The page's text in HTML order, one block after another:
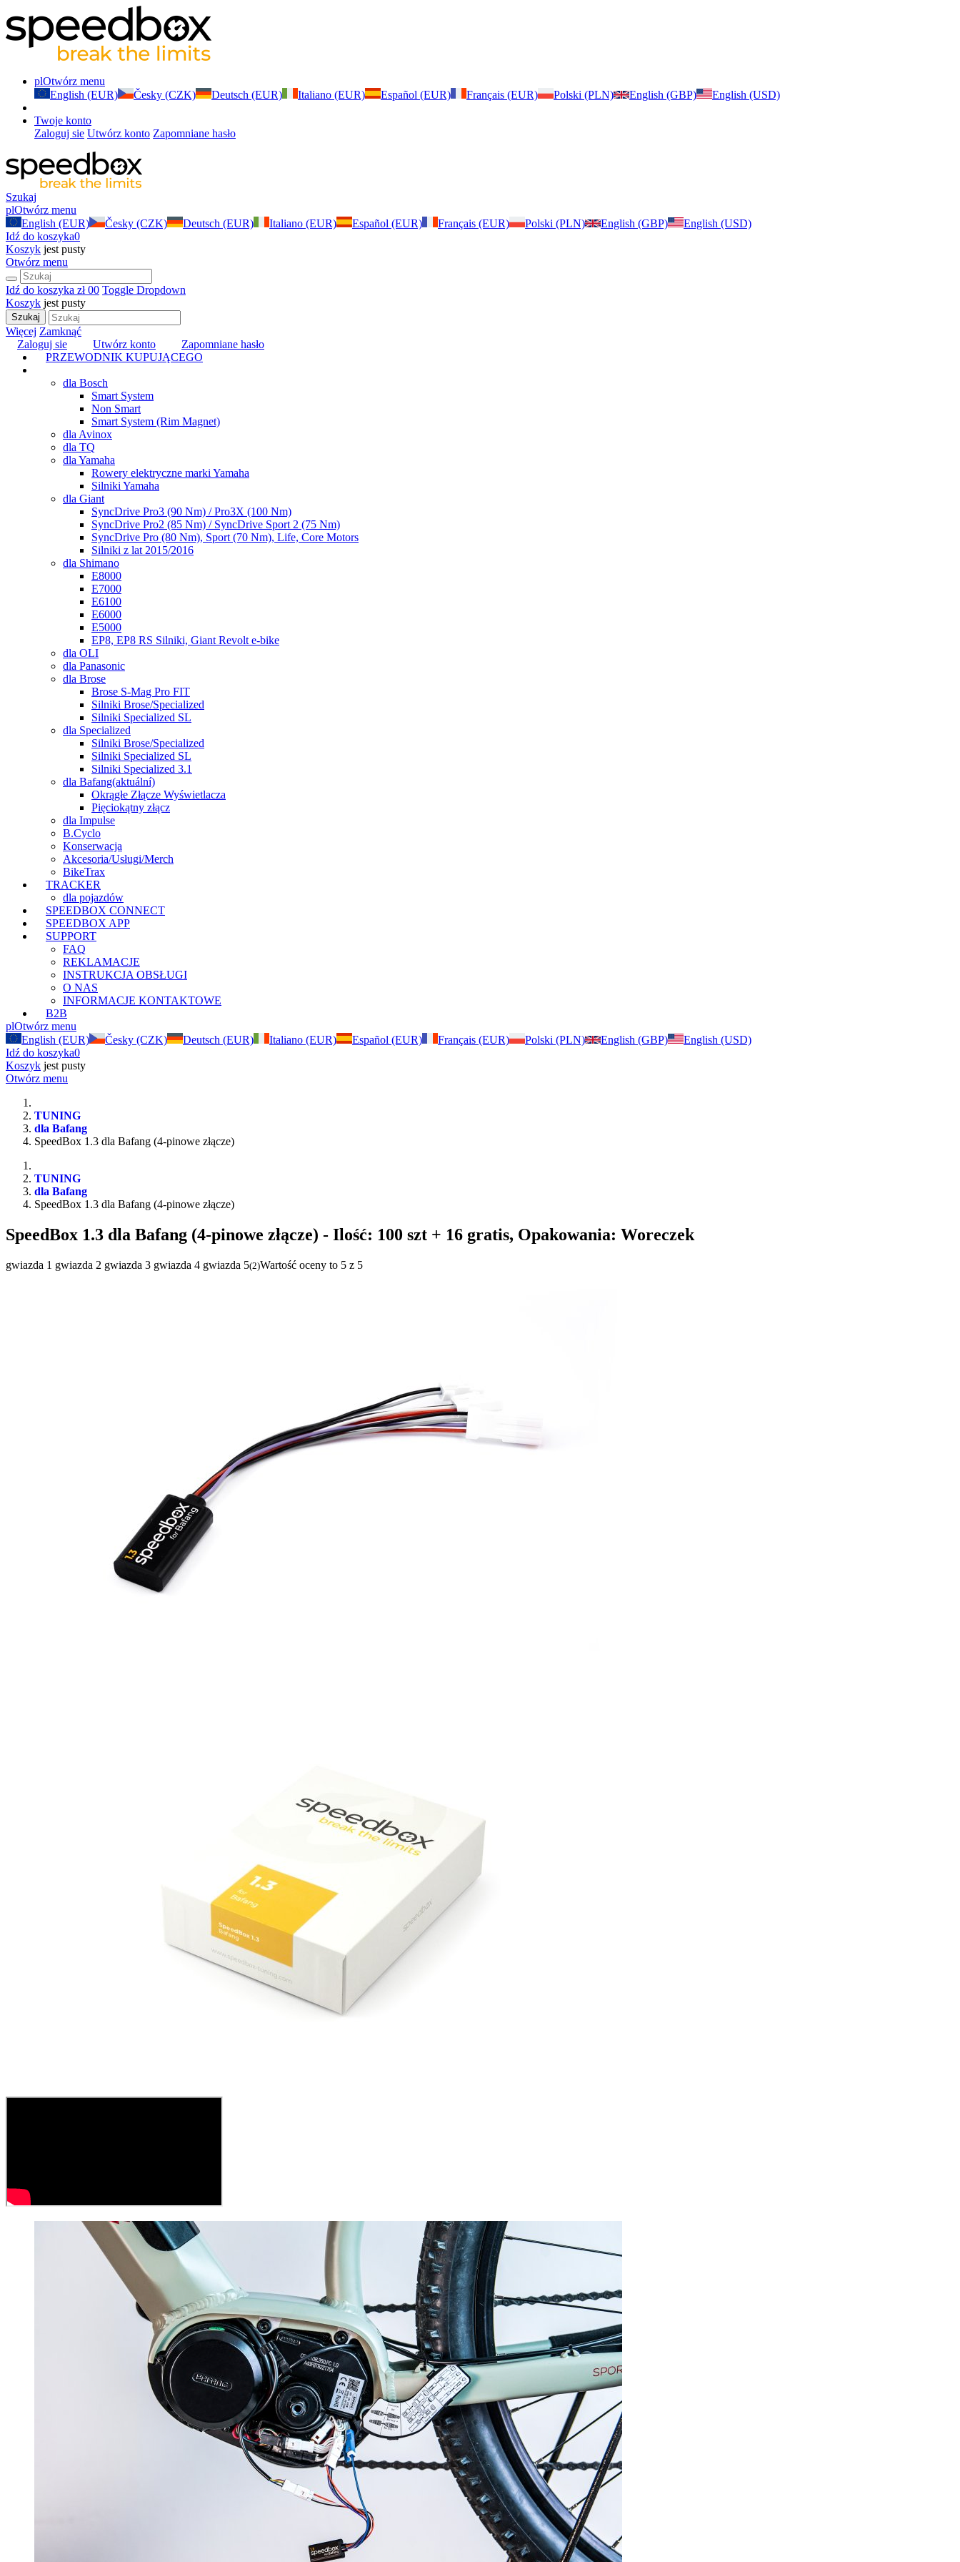
plOtwórz menu
English (EUR)
Česky (CZK) Deutsch (EUR) Italiano (EUR) Español (EUR) Français (EUR) Polski (PLN) English (GBP) English (USD)
Twoje konto
Zaloguj sie Utwórz konto Zapomniane hasło
Szukaj
plOtwórz menu
English (EUR)
Česky (CZK) Deutsch (EUR) Italiano (EUR) Español (EUR) Français (EUR) Polski (PLN) English (GBP)
English (USD)
Idź do koszyka0
Koszyk jest pusty
Otwórz menu
Idź do koszyka zł 00 Toggle Dropdown
Koszyk jest pusty
Szukaj
Więcej Zamknąć
Zaloguj sie
Utwórz konto
Zapomniane hasło
PRZEWODNIK KUPUJĄCEGO
dla Bosch
Smart System
Non Smart
Smart System (Rim Magnet)
dla Avinox
dla TQ
dla Yamaha
Rowery elektryczne marki Yamaha
Silniki Yamaha
dla Giant
SyncDrive Pro3 (90 Nm) / Pro3X (100 Nm)
SyncDrive Pro2 (85 Nm) / SyncDrive Sport 2 (75 Nm)
SyncDrive Pro (80 Nm), Sport (70 Nm), Life, Core Motors
Silniki z lat 2015/2016
dla Shimano
E8000
E7000
E6100
E6000
E5000
EP8, EP8 RS Silniki, Giant Revolt e-bike
dla OLI
dla Panasonic
dla Brose
Brose S-Mag Pro FIT
Silniki Brose/Specialized
Silniki Specialized SL
dla Specialized
Silniki Brose/Specialized
Silniki Specialized SL
Silniki Specialized 3.1
dla Bafang(aktuální)
Okrągłe Złącze Wyświetlacza
Pięciokątny złącz
dla Impulse
B.Cyclo
Konserwacja
Akcesoria/Usługi/Merch
BikeTrax
TRACKER
dla pojazdów
SPEEDBOX CONNECT
SPEEDBOX APP
SUPPORT
FAQ
REKLAMACJE
INSTRUKCJA OBSŁUGI
O NAS
INFORMACJE KONTAKTOWE
B2B
plOtwórz menu
English (EUR)
Česky (CZK) Deutsch (EUR) Italiano (EUR) Español (EUR) Français (EUR) Polski (PLN) English (GBP)
English (USD)
Idź do koszyka0
Koszyk jest pusty
Otwórz menu
TUNING
dla Bafang
SpeedBox 1.3 dla Bafang (4-pinowe złącze)
TUNING
dla Bafang
SpeedBox 1.3 dla Bafang (4-pinowe złącze)
SpeedBox 1.3 dla Bafang (4-pinowe złącze) - Ilość: 100 szt + 16 gratis, Opakowania: Woreczek
gwiazda 1 gwiazda 2 gwiazda 3 gwiazda 4 gwiazda 5(2)Wartość oceny to 5 z 5